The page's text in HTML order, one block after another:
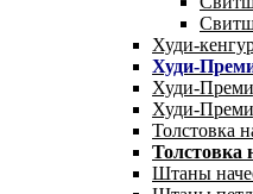
Худи-
Худи-
Худи-
Худи-
Толстовка
Толстовка
Штаны